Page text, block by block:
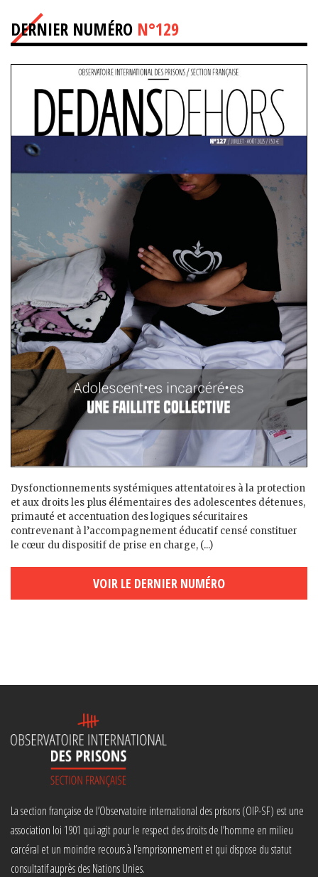
DERNIER NUMÉRO N°129
Dysfonctionnements systémiques attentatoires à la protection
et aux droits les plus élémentaires des adolescent·es détenu·es,
primauté et accentuation des logiques sécuritaires
contrevenant à l’accompagnement éducatif censé constituer
le cœur du dispositif de prise en charge, (...)
VOIR LE DERNIER NUMÉRO
La section française de l’Observatoire international des prisons (OIP-SF) est une
association loi 1901 qui agit pour le respect des droits de l’homme en milieu
carcéral et un moindre recours à l’emprisonnement et qui dispose du statut
consultatif auprès des Nations Unies.